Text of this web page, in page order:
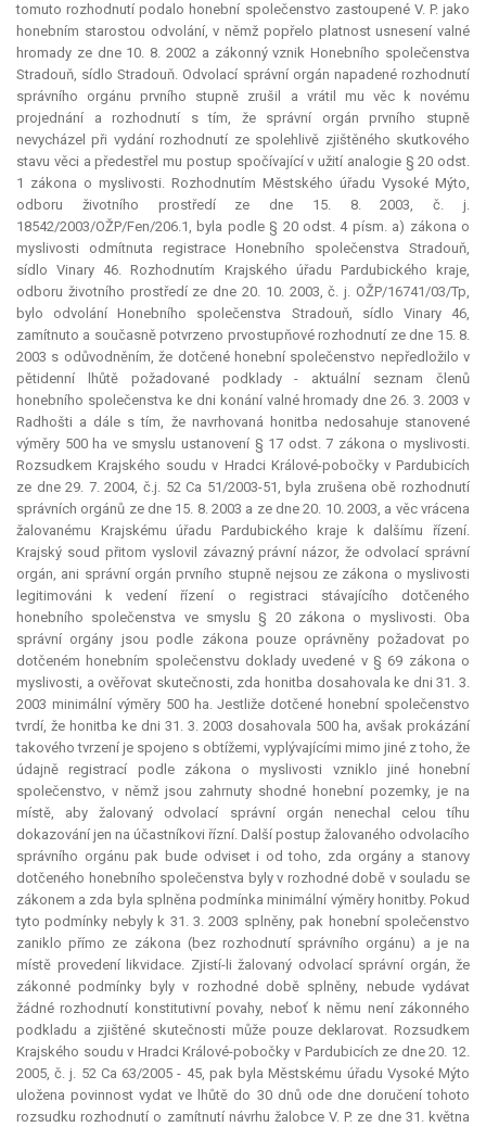
tomuto rozhodnutí podalo honební společenstvo zastoupené V. P. jako
honebním starostou odvolání, v němž popřelo platnost usnesení valné
hromady ze dne 10. 8. 2002 a zákonný vznik Honebního společenstva
Stradouň, sídlo Stradouň. Odvolací správní orgán napadené rozhodnutí
správního orgánu prvního stupně zrušil a vrátil mu věc k novému
projednání a rozhodnutí s tím, že správní orgán prvního stupně
nevycházel při vydání rozhodnutí ze spolehlivě zjištěného skutkového
stavu věci a předestřel mu postup spočívající v užití analogie § 20 odst.
1 zákona o myslivosti. Rozhodnutím Městského úřadu Vysoké Mýto,
odboru životního prostředí ze dne 15. 8. 2003, č. j.
18542/2003/OŽP/Fen/206.1, byla podle § 20 odst. 4 písm. a) zákona o
myslivosti odmítnuta registrace Honebního společenstva Stradouň,
sídlo Vinary 46. Rozhodnutím Krajského úřadu Pardubického kraje,
odboru životního prostředí ze dne 20. 10. 2003, č. j. OŽP/16741/03/Tp,
bylo odvolání Honebního společenstva Stradouň, sídlo Vinary 46,
zamítnuto a současně potvrzeno prvostupňové rozhodnutí ze dne 15. 8.
2003 s odůvodněním, že dotčené honební společenstvo nepředložilo v
pětidenní lhůtě požadované podklady - aktuální seznam členů
honebního společenstva ke dni konání valné hromady dne 26. 3. 2003 v
Radhošti a dále s tím, že navrhovaná honitba nedosahuje stanovené
výměry 500 ha ve smyslu ustanovení § 17 odst. 7 zákona o myslivosti.
Rozsudkem Krajského soudu v Hradci Králové-pobočky v Pardubicích
ze dne 29. 7. 2004, č.j. 52 Ca 51/2003-51, byla zrušena obě rozhodnutí
správních orgánů ze dne 15. 8. 2003 a ze dne 20. 10. 2003, a věc vrácena
žalovanému Krajskému úřadu Pardubického kraje k dalšímu řízení.
Krajský soud přitom vyslovil závazný právní názor, že odvolací správní
orgán, ani správní orgán prvního stupně nejsou ze zákona o myslivosti
legitimováni k vedení řízení o registraci stávajícího dotčeného
honebního společenstva ve smyslu § 20 zákona o myslivosti. Oba
správní orgány jsou podle zákona pouze oprávněny požadovat po
dotčeném honebním společenstvu doklady uvedené v § 69 zákona o
myslivosti, a ověřovat skutečnosti, zda honitba dosahovala ke dni 31. 3.
2003 minimální výměry 500 ha. Jestliže dotčené honební společenstvo
tvrdí, že honitba ke dni 31. 3. 2003 dosahovala 500 ha, avšak prokázání
takového tvrzení je spojeno s obtížemi, vyplývajícími mimo jiné z toho, že
údajně registrací podle zákona o myslivosti vzniklo jiné honební
společenstvo, v němž jsou zahrnuty shodné honební pozemky, je na
místě, aby žalovaný odvolací správní orgán nenechal celou tíhu
dokazování jen na účastníkovi řízní. Další postup žalovaného odvolacího
správního orgánu pak bude odviset i od toho, zda orgány a stanovy
dotčeného honebního společenstva byly v rozhodné době v souladu se
zákonem a zda byla splněna podmínka minimální výměry honitby. Pokud
tyto podmínky nebyly k 31. 3. 2003 splněny, pak honební společenstvo
zaniklo přímo ze zákona (bez rozhodnutí správního orgánu) a je na
místě provedení likvidace. Zjistí-li žalovaný odvolací správní orgán, že
zákonné podmínky byly v rozhodné době splněny, nebude vydávat
žádné rozhodnutí konstitutivnípovahy, neboť k němu není zákonného
podkladu a zjištěné skutečnosti může pouze deklarovat. Rozsudkem
Krajského soudu v Hradci Králové-pobočky v Pardubicích ze dne 20. 12.
2005, č. j. 52 Ca 63/2005 - 45, pak byla Městskému úřadu Vysoké Mýto
uložena povinnost vydat ve lhůtě do 30 dnů ode dne doručení tohoto
rozsudku rozhodnutí o zamítnutí návrhu žalobce V. P. ze dne 31. května